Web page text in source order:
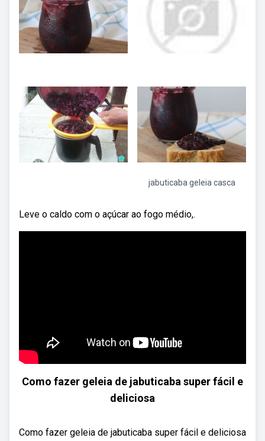
jabuticaba geleia casca
Leve o caldo com o açúcar ao fogo médio,.
Como fazer geleia de jabuticaba super fácil e
deliciosa
Como fazer geleia de jabuticaba super fácil e deliciosa